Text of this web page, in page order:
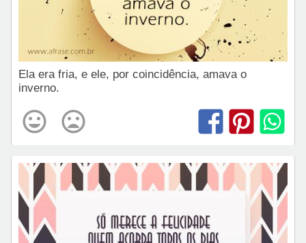
Ela era fria, e ele, por coincidência, amava o
inverno.